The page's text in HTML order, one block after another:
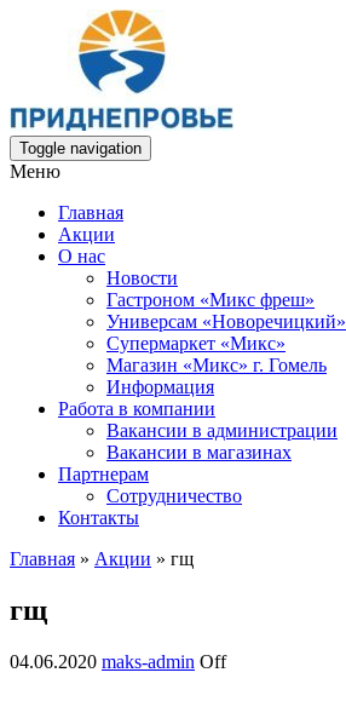
Toggle navigation
Меню
Главная
Акции
О нас
Новости
Гастроном «Микс фреш»
Универсам «Новоречицкий»
Супермаркет «Микс»
Магазин «Микс» г. Гомель
Информация
Работа в компании
Вакансии в администрации
Вакансии в магазинах
Партнерам
Сотрудничество
Контакты
Главная » Акции » гщ
гщ
04.06.2020 maks-admin Off